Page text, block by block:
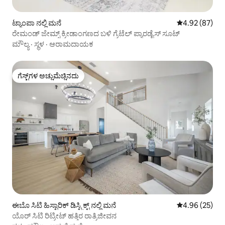
ಟ್ಯಾಂಪಾ ನಲ್ಲಿ ಮನೆ 5 ರಲ್ಲಿ 4.92
4.92 (87)
ರೇಮಂಡ್ ಜೇಮ್ಸ್ ಕ್ರೀಡಾಂಗಣದ ಬಳಿ ಗ್ರೆಟೆಲ್ ಪ್ಯಾರಡೈಸ್ ಸೂಟ್
ಮೌಲ್ಯ· ಸ್ಥಳ · ಆರಾಮದಾಯಕ
ಗೆಸ್ಟ್‌ಗಳ ಅಚ್ಚುಮೆಚ್ಚಿನದು
ಗೆಸ್ಟ್‌ಗಳ ಅಚ್ಚುಮೆಚ್ಚಿನದು
ಈಬೊ ಸಿಟಿ ಹಿಸ್ಟಾರಿಕ್ ಡಿಸ್ಟ್ರಿಕ್ಟ್ ನಲ್ಲಿ ಮನೆ 5 ರಲ್ಲಿ 4.96
4.96 (25)
ಯೊರ್ ಸಿಟಿ ರಿಟ್ರೀಟ್ ಹತ್ತಿರ ರಾತ್ರಿಜೀವನ